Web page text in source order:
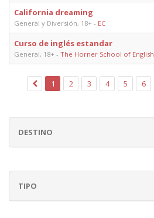
California dreaming
General y Diversión, 18+ - EC
Curso de inglés estandar
General, 18+ - The Horner School of English
1 2 3 4 5 6
DESTINO
TIPO